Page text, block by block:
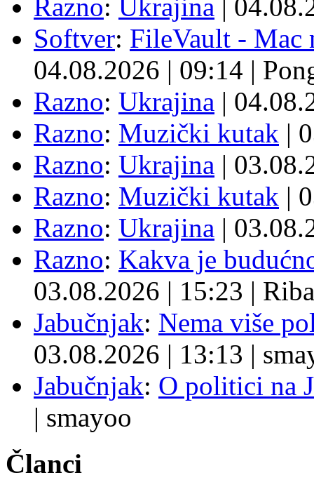
Razno: Ukrajina |
Softver: FileVault - Mac
04.08.2026 | 09:14 |
Razno: Ukrajina |
Razno: Muzički kutak |
Razno: Ukrajina |
Razno: Muzički kutak |
Razno: Ukrajina |
Razno: Kakva je
03.08.2026 | 15:23 | Riba
Jabučnjak: Nema više
03.08.2026 | 13:13 |
Jabučnjak: O politici na
| smayoo
Članci